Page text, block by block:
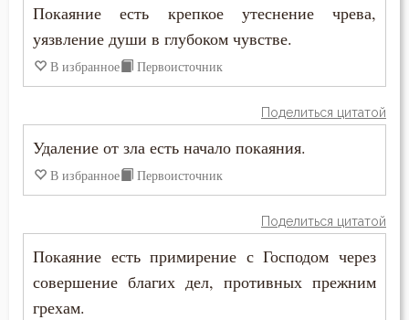
Покаяние есть крепкое утеснение чрева,
уязвление души в глубоком чувстве.
В избранное Первоисточник
Поделиться цитатой
Удаление от зла есть начало покаяния.
В избранное Первоисточник
Поделиться цитатой
Покаяние есть примирение с Господом через
совершение благих дел, противных прежним
грехам.